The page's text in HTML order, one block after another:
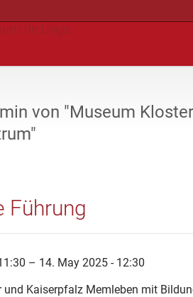
von "Museum
Führung
– 14. May 2025 - 12:30
und Kaiserpfalz Memleben mit